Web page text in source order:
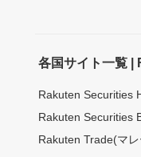
各国サイト一覧 |
Rakuten Securities
Rakuten Securities
Rakuten Trade(マ